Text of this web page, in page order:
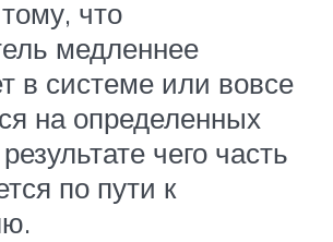
что
медленнее
в системе или вовсе
на определенных
чего часть
по пути к